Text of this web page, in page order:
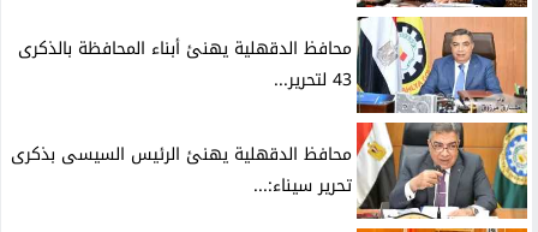
محافظ الدقهلية يهنئ أبناء المحافظة بالذكرى
43 لتحرير...
محافظ الدقهلية يهنئ الرئيس السيسى بذكرى
تحرير سيناء:...